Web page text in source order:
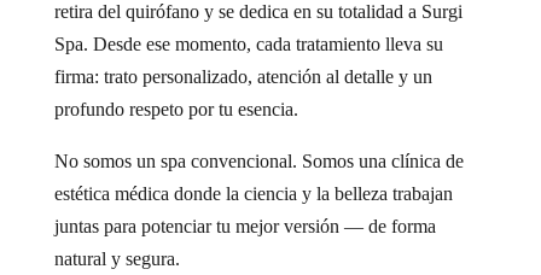
retira del quirófano y se dedica en su totalidad a Surgi
Spa. Desde ese momento, cada tratamiento lleva su
firma: trato personalizado, atención al detalle y un
profundo respeto por tu esencia.
No somos un spa convencional. Somos una clínica de
estética médica donde la ciencia y la belleza trabajan
juntas para potenciar tu mejor versión — de forma
natural y segura.